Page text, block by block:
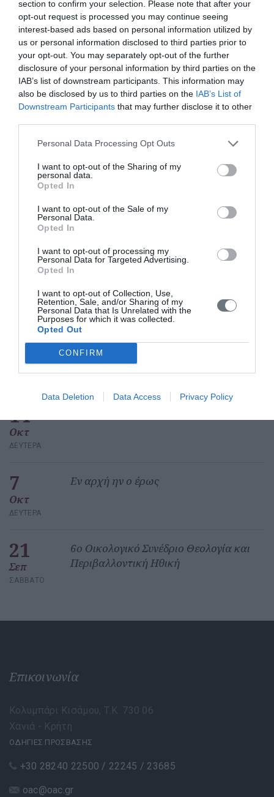
section to confirm your selection. Please note that after your
opt-out request is processed you may continue seeing
interest-based ads based on personal information utilized by
us or personal information disclosed to third parties prior to
your opt-out. You may separately opt-out of the further
disclosure of your personal information by third parties on the
IAB’s list of downstream participants. This information may
also be disclosed by us to third parties on the IAB’s List of
Downstream Participants that may further disclose it to other
Personal Data Processing Opt Outs
I want to opt-out of the Sharing of my
personal data.
Opted In
I want to opt-out of the Sale of my
Personal Data.
Opted In
I want to opt-out of processing my
Personal Data for Targeted Advertising.
Opted In
I want to opt-out of Collection, Use,
Retention, Sale, and/or Sharing of my
Personal Data that Is Unrelated with the
Purposes for which it was collected.
Opted Out
CONFIRM
Data Deletion Data Access Privacy Policy
Ενημερωτικά Δελτία
ΜΕΓΑΣ ΕΣΠΕΡΙΝΟΣ ΕΟΡΤΗΣ ΤΗΣ
ΜΕΤΑΜΟΡΦΩΣΕΩΣ ΣΤΟ
ΕΥΡΩΜΕΣΟΓΕΙΑΚΟ ΚΕΝΤΡΟ
ΝΕΟΤΗΤΑΣ (ΝΩΠΗΓΕΙΑ)
Παρασκευή, 31 Ιουλίου 2026
Συναυλία Χορωδίας Παραδοσιακής
Μουσικής της Ι. Μητροπόλεώς Κισάμου
Κυριακή, 5 Ιουλίου 2026
Φονταμενταλισμός και Προστασία των
Θρησκευτικών Μνημείων και Τόπων
Δευτέρα, 22 Ιουνίου 2026
14
Οκτ
ΔΕΥΤΈΡΑ
7
Οκτ
ΔΕΥΤΈΡΑ
Εν αρχή ην ο έρως
21
Σεπ
ΣΆΒΒΑΤΟ
6ο Οικολογικό Συνέδριο Θεολογία και
Περιβαλλοντική Ηθική
Επικοινωνία
Κολυμπάρι Κισάμου, Τ.Κ. 730 06
Χανιά - Κρήτη
ΟΔΗΓΙΕΣ ΠΡΟΣΒΑΣΗΣ
+30 28240 22500 / 22245 / 23685
oac@oac.gr